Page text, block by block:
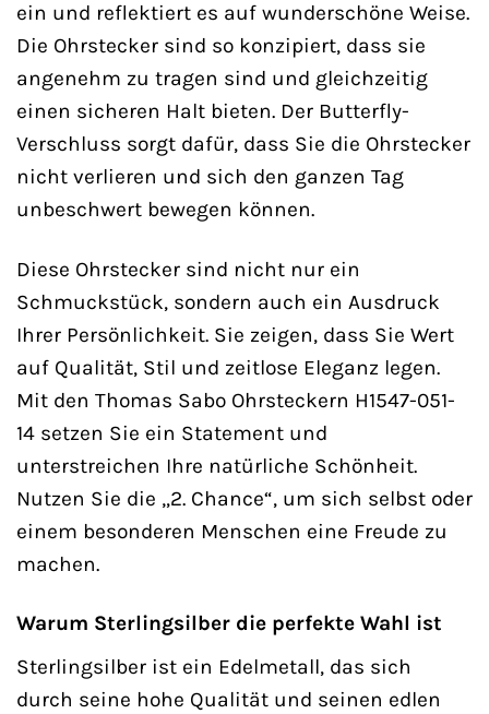
ein und reflektiert es auf wunderschöne Weise.
Die Ohrstecker sind so konzipiert, dass sie
angenehm zu tragen sind und gleichzeitig
einen sicheren Halt bieten. Der Butterfly-
Verschluss sorgt dafür, dass Sie die Ohrstecker
nicht verlieren und sich den ganzen Tag
unbeschwert bewegen können.
Diese Ohrstecker sind nicht nur ein
Schmuckstück, sondern auch ein Ausdruck
Ihrer Persönlichkeit. Sie zeigen, dass Sie Wert
auf Qualität, Stil und zeitlose Eleganz legen.
Mit den Thomas Sabo Ohrsteckern H1547-051-
14 setzen Sie ein Statement und
unterstreichen Ihre natürliche Schönheit.
Nutzen Sie die „2. Chance“, um sich selbst oder
einem besonderen Menschen eine Freude zu
machen.
Warum Sterlingsilber die perfekte Wahl ist
Sterlingsilber ist ein Edelmetall, das sich
durch seine hohe Qualität und seinen edlen